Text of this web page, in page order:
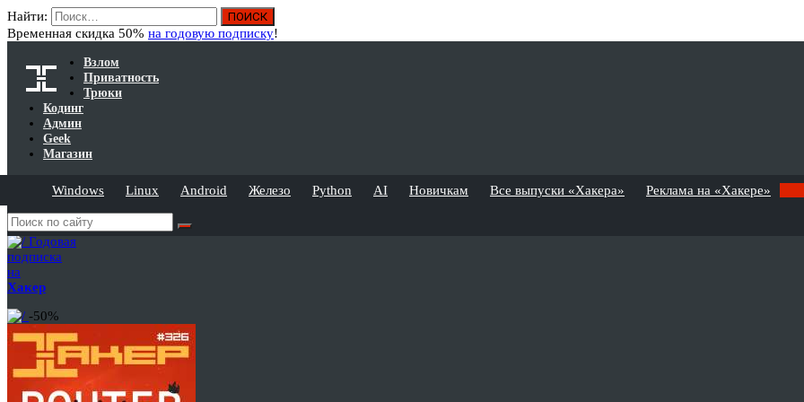
Найти:
Временная скидка 50% на годовую подписку!
Взлом
Приватность
Трюки
Кодинг
Админ
Geek
Магазин
Windows Linux Android Железо Python AI Новичкам Все выпуски «Хакера» Реклама на «Хакере»
Годовая
подписка
на
Хакер
-50%